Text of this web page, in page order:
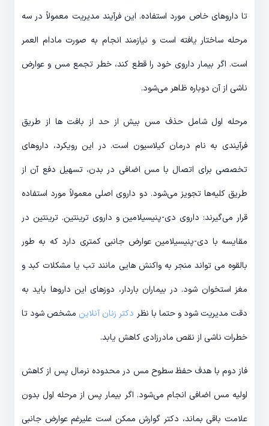
تا داروهای خاص مورد استفاده. این فرآیند مدیریت معمولاً در سه
مرحله ساختار یافته است و نیازمند انجام به صورت مادام العمر
است. اگر بیمار داروی خود را قطع کند، خطر تجمع مس و عوارض
ناشی از آن دوباره ظاهر می‌شود.
مرحله اول شامل حذف مس بیش از حد از بافت ها از طریق
فرآیندی به نام درمان کیلاسیون است. در این رویکرد، داروهای
تخصصی برای اتصال با مس اضافی در بدن، تسهیل دفع آن از
طریق کلیه‌ها تجویز می‌شود. دو داروی اصلی معمولاً مورد استفاده
قرار می‌گیرند: داروی دی-پنیسیلامین و داروی ترینتین. ترینتین در
مقایسه با دی-پنیسیلامین عوارض جانبی کمتری دارد که به طور
بالقوه می تواند منجر به واکنش هایی مانند تب یا مشکلات کبد و
مغز استخوان شود. در بیماران باردار، دوزهای این داروها باید به
دقت مدیریت شود و حتما با نظر دکتر زنان آنلاین مشخص شود تا
خطرات ناشی از نقص مادرزادی کاهش یابد.
فاز دوم با هدف حفظ سطوح مس در محدوده نرمال پس از کاهش
اولیه مس اضافی انجام می‌شود. اگر بیمار پس از مرحله اول بدون
علامت باقی بماند، دکتر گوارش ممکن است علیرغم عوارض جانبی